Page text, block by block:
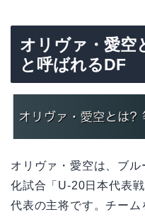
オリヴァ・愛空
と呼ばれるDF
オリヴァ・愛空は、ブ
化試合「U-20日本代表
代表の主将です。チーム